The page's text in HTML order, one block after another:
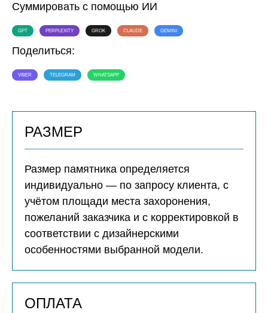
Суммировать с помощью ИИ
GPT PERPLEXITY GROK CLAUDE GEMINI
Поделиться:
VIBER TELEGRAM WHATSAPP
РАЗМЕР
Размер памятника определяется
индивидуально — по запросу клиента, с
учётом площади места захоронения,
пожеланий заказчика и с корректировкой в
соответствии с дизайнерскими
особенностями выбранной модели.
ОПЛАТА